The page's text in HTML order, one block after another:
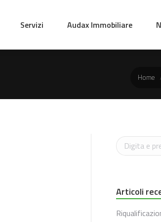
Servizi Audax Immobiliare
Home
Cerca
Articoli